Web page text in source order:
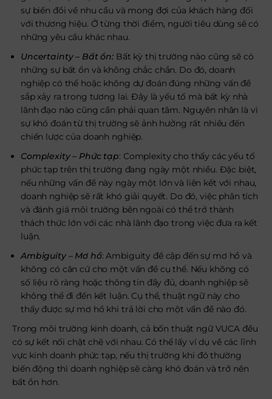
sự biến đổi về nhu cầu và mong đợi của khách hàng đối
với thương hiệu. Ở từng thời điểm, người tiêu dùng sẽ có
những yêu cầu khác nhau.
Uncertainty – Bất ổn: Bất kỳ thị trường nào cũng sẽ có
những sự bất ổn và không chắc chắn. Do đó, doanh
nghiệp có thể hoặc không dự đoán đúng những vấn đề
sắp xảy ra trong tương lai. Đây là yếu tố mà bất kỳ nhà
lãnh đạo nào cũng cần phải quan tâm. Nguyên nhân là vì
sự khó đoán từ thị trường sẽ ảnh hưởng rất nhiều đến
chiến lược của doanh nghiệp.
Complexity – Phức tạp: Complexity cho thấy các yếu tố
phức tạp trên thị trường đang ngày một nhiều. Đặc biệt,
nếu những vấn đề này ngày một lớn và liên kết với nhau,
doanh nghiệp sẽ rất khó giải quyết. Do đó, việc phân tích
và đánh giá môi trường bên ngoài có thể trở thành
thách thức lớn với các nhà lãnh đạo trong việc đưa ra kết
luận.
Ambiguity – Mơ hồ: Ambiguity đề cập đến sự mơ hồ và
không có căn cứ cho một vấn đề cụ thể. Nếu không có
số liệu rõ ràng hoặc thông tin đầy đủ, doanh nghiệp sẽ
không thể đi đến kết luận. Cụ thể, thuật ngữ này cho
thấy được sự mơ hồ khi trả lời cho một vấn đề nào đó.
Trong môi trường kinh doanh, cả bốn thuật ngữ VUCA đều
có sự kết nối chặt chẽ với nhau. Có thể lấy ví dụ về các lĩnh
vực kinh doanh phức tạp, nếu thị trường khi đó thường
biến động thì doanh nghiệp sẽ càng khó đoán và trở nên
bất ổn hơn.